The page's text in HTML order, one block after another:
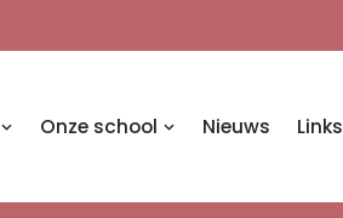
Onze school Nieuws Links